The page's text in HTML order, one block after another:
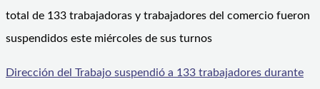
total de 133 trabajadoras y trabajadores del comercio fueron
suspendidos este miércoles de sus turnos
Dirección del Trabajo suspendió a 133 trabajadores durante